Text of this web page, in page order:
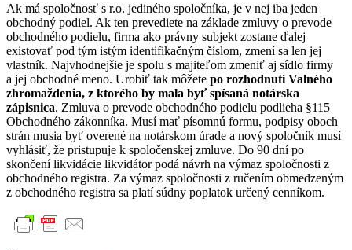
Ak má spoločnosť s r.o. jediného spoločníka, je v nej iba jeden
obchodný podiel. Ak ten prevediete na základe zmluvy o prevode
obchodného podielu, firma ako právny subjekt zostane ďalej
existovať pod tým istým identifikačným číslom, zmení sa len jej
vlastník. Najvhodnejšie je spolu s majiteľom zmeniť aj sídlo firmy
a jej obchodné meno. Urobiť tak môžete po rozhodnutí Valného
zhromaždenia, z ktorého by mala byť spísaná notárska
zápisnica. Zmluva o prevode obchodného podielu podlieha §115
Obchodného zákonníka. Musí mať písomnú formu, podpisy oboch
strán musia byť overené na notárskom úrade a nový spoločník musí
vyhlásiť, že pristupuje k spoločenskej zmluve. Do 90 dní po
skončení likvidácie likvidátor podá návrh na výmaz spoločnosti z
obchodného registra. Za výmaz spoločnosti z ručením obmedzeným
z obchodného registra sa platí súdny poplatok určený cenníkom.